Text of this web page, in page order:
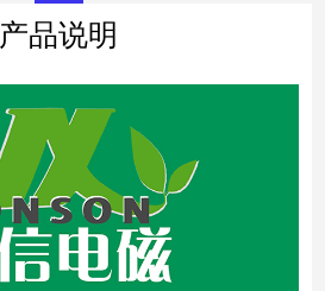
产品说明